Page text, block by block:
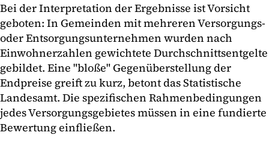
Bei der Interpretation der Ergebnisse ist Vorsicht
geboten: In Gemeinden mit mehreren Versorgungs-
oder Entsorgungsunternehmen wurden nach
Einwohnerzahlen gewichtete Durchschnittsentgelte
gebildet. Eine "bloße" Gegenüberstellung der
Endpreise greift zu kurz, betont das Statistische
Landesamt. Die spezifischen Rahmenbedingungen
jedes Versorgungsgebietes müssen in eine fundierte
Bewertung einfließen.